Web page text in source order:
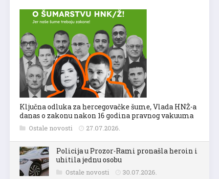
Ključna odluka za hercegovačke šume, Vlada HNŽ-a
danas o zakonu nakon 16 godina pravnog vakuuma
Ostale novosti 27.07.2026.
Policija u Prozor-Rami pronašla heroin i
uhitila jednu osobu
Ostale novosti 30.07.2026.